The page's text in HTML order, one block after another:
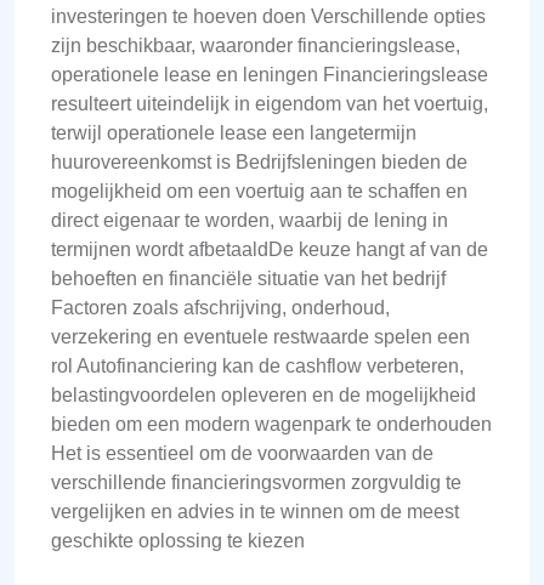
investeringen te hoeven doen Verschillende opties
zijn beschikbaar, waaronder financieringslease,
operationele lease en leningen Financieringslease
resulteert uiteindelijk in eigendom van het voertuig,
terwijl operationele lease een langetermijn
huurovereenkomst is Bedrijfsleningen bieden de
mogelijkheid om een voertuig aan te schaffen en
direct eigenaar te worden, waarbij de lening in
termijnen wordt afbetaaldDe keuze hangt af van de
behoeften en financiële situatie van het bedrijf
Factoren zoals afschrijving, onderhoud,
verzekering en eventuele restwaarde spelen een
rol Autofinanciering kan de cashflow verbeteren,
belastingvoordelen opleveren en de mogelijkheid
bieden om een modern wagenpark te onderhouden
Het is essentieel om de voorwaarden van de
verschillende financieringsvormen zorgvuldig te
vergelijken en advies in te winnen om de meest
geschikte oplossing te kiezen